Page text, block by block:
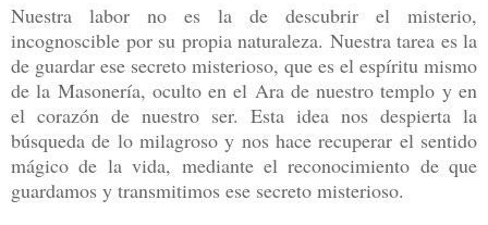
Nuestra labor no es la de descubrir el misterio,
incognoscible por su propia naturaleza. Nuestra tarea es la
de guardar ese secreto misterioso, que es el espíritu mismo
de la Masonería, oculto en el Ara de nuestro templo y en
el corazón de nuestro ser. Esta idea nos despierta la
búsqueda de lo milagroso y nos hace recuperar el sentido
mágico de la vida, mediante el reconocimiento de que
guardamos y transmitimos ese secreto misterioso.